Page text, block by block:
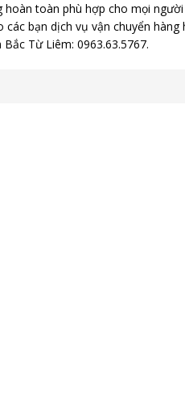
hoàn toàn phù hợp cho mọi
các bạn dịch vụ vận chuyển
Từ Liêm: 0963.63.5767.